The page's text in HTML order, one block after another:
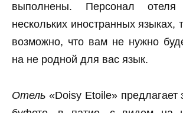
выполнены. Персонал
нескольких иностранных языках,
возможно, что вам не нужно
на не родной для вас язык.
Отель «Doisy Etoile» предлагает